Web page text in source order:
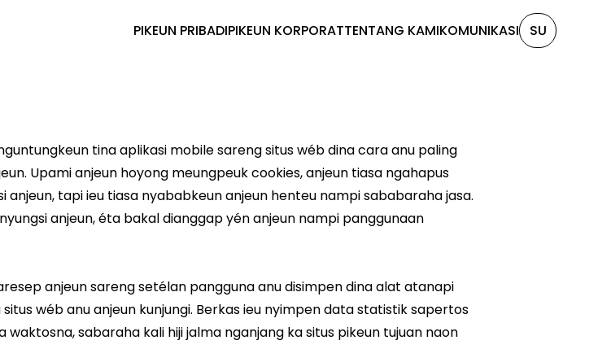
PIKEUN PRIBADIPIKEUN KORPORATTENTANG KAMIKOMUNIKASI SU